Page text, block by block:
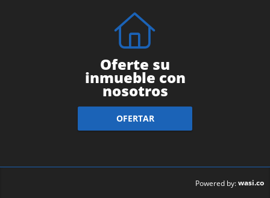
Oferte su
inmueble con
nosotros
OFERTAR
Powered by:wasi.co